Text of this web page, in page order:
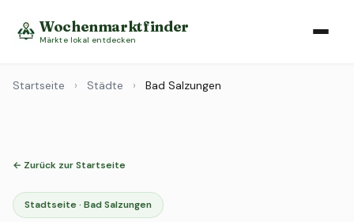
Wochenmarktfinder
Märkte lokal entdecken
Startseite › Städte › Bad Salzungen
← Zurück zur Startseite
Stadtseite · Bad Salzungen